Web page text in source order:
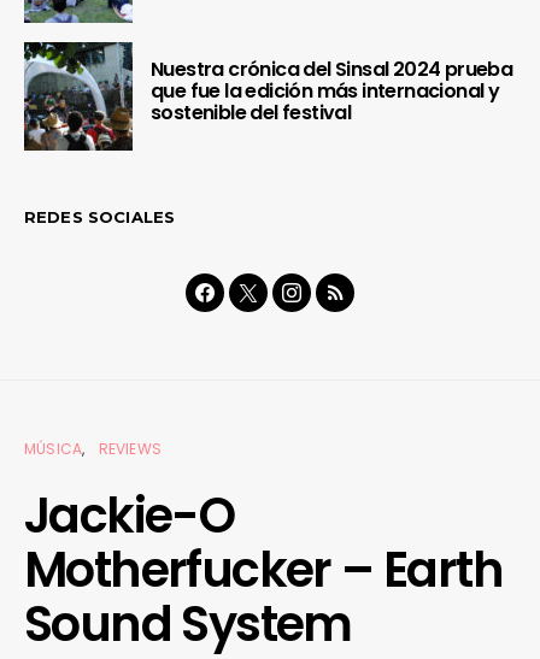
Nuestra crónica del Sinsal 2024 prueba
que fue la edición más internacional y
sostenible del festival
REDES SOCIALES
MÚSICA REVIEWS
Jackie-O
Motherfucker – Earth
Sound System